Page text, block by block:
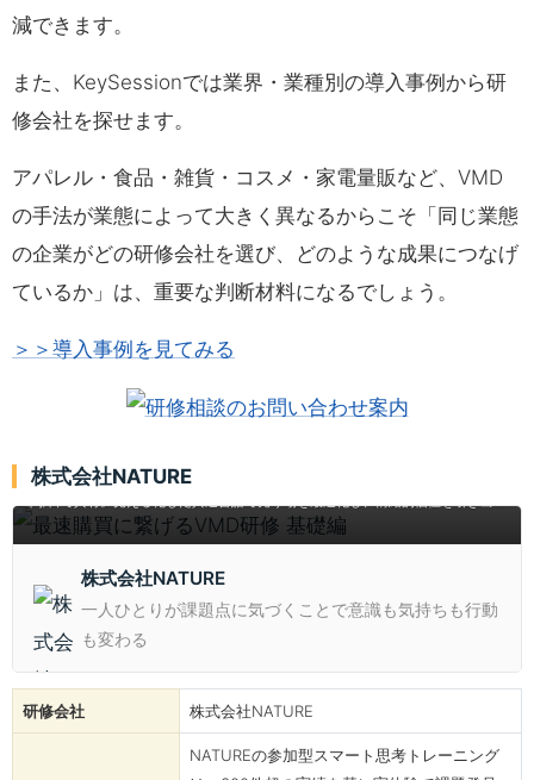
減できます。
また、KeySessionでは業界・業種別の導入事例から研
修会社を探せます。
アパレル・食品・雑貨・コスメ・家電量販など、VMD
の手法が業態によって大きく異なるからこそ「同じ業態
の企業がどの研修会社を選び、どのような成果につなげ
ているか」は、重要な判断材料になるでしょう。
＞＞導入事例を見てみる
株式会社NATURE
店舗の特徴と強みを活かし、参加型講義と演習を通じてVMDの基礎知識を1.5時
す行動動線を即実践。中堅社員や販売スタッフが課題に気づきモチベーションを
高め、入店促進とリピート購買を実現します。
株式会社NATURE
一人ひとりが課題点に気づくことで意識も気持ちも行動
も変わる
研修会社 株式会社NATURE
NATUREの参加型スマート思考トレーニング